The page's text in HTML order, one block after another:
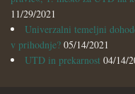
11/29/2021
Univerzalni temeljni
v prihodnje? 05/14/2021
UTD in prekarnost 04/14/